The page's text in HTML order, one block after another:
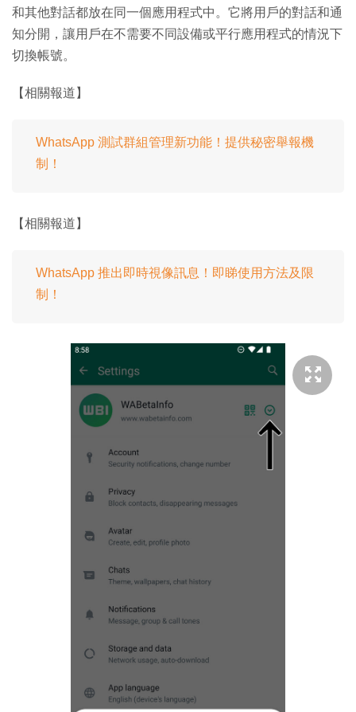
和其他對話都放在同一個應用程式中。它將用戶的對話和通
知分開，讓用戶在不需要不同設備或平行應用程式的情況下
切換帳號。
【相關報道】
WhatsApp 測試群組管理新功能！提供秘密舉報機
制！
【相關報道】
WhatsApp 推出即時視像訊息！即睇使用方法及限
制！